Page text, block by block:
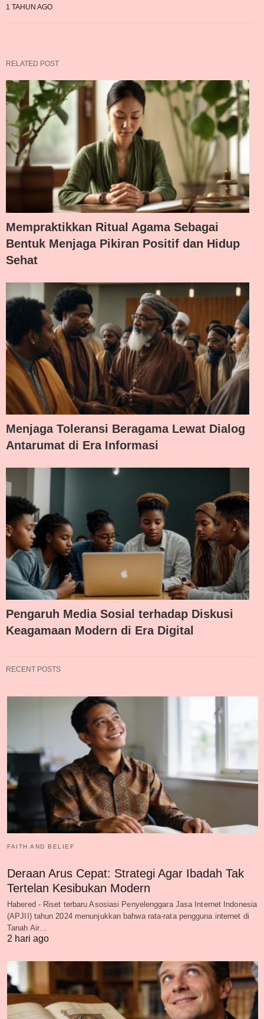
1 TAHUN AGO
RELATED POST
Mempraktikkan Ritual Agama Sebagai
Bentuk Menjaga Pikiran Positif dan Hidup
Sehat
Menjaga Toleransi Beragama Lewat Dialog
Antarumat di Era Informasi
Pengaruh Media Sosial terhadap Diskusi
Keagamaan Modern di Era Digital
RECENT POSTS
FAITH AND BELIEF
Deraan Arus Cepat: Strategi Agar Ibadah Tak
Tertelan Kesibukan Modern
Habered - Riset terbaru Asosiasi Penyelenggara Jasa Internet Indonesia
(APJII) tahun 2024 menunjukkan bahwa rata-rata pengguna internet di
Tanah Air…
2 hari ago